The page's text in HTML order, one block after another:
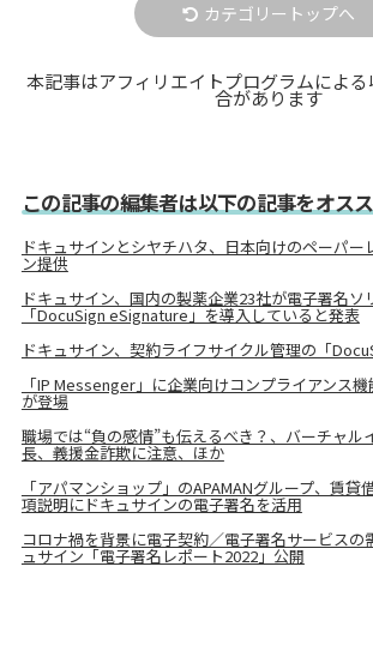
カテゴリートップへ
本記事はアフィリエイトプログラムによ
合があります
この記事の編集者は以下の記事をオス
ドキュサインとシヤチハタ、日本向けのペーパー
ン提供
ドキュサイン、国内の製薬企業23社が電子署名ソ
「DocuSign eSignature」を導入していると発表
ドキュサイン、契約ライフサイクル管理の「
「IP Messenger」に企業向けコンプライアンス
が登場
職場では“負の感情”も伝えるべき？、バーチャル
長、義援金詐欺に注意、ほか
「アパマンショップ」のAPAMANグループ、賃貸
項説明にドキュサインの電子署名を活用
コロナ禍を背景に電子契約／電子署名サービス
ュサイン「電子署名レポート2022」公開